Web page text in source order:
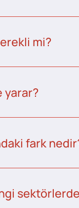
mi?
yarar?
fark
sektörlerde